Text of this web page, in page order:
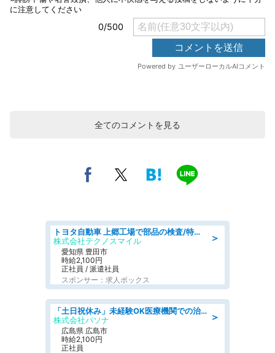
全てのコメントを見る
＞
トヨタ自動車 上郷工場で部品の検査/特典168万/tutumi
株式会社テクノスマイル
愛知県 豊田市
時給2,100円
正社員 / 派遣社員
スポンサー：求人ボックス
＞
「土日祝休み」未経験OK医療機関での治験コーディネーターのお仕事
株式会社パソナ
広島県 広島市
時給2,100円
正社員